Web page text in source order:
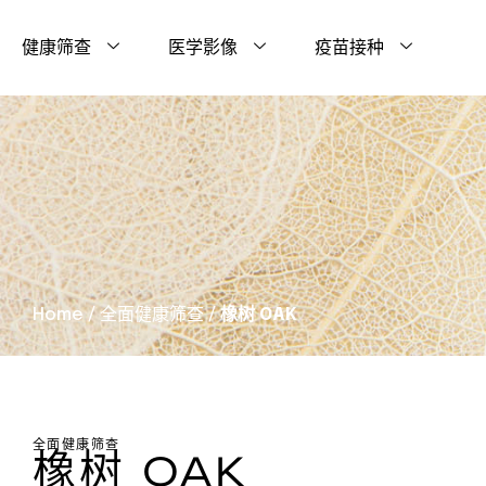
健康筛查 医学影像 疫苗接种
Home/全面健康筛查/橡树 OAK
全面健康筛查
橡树 OAK